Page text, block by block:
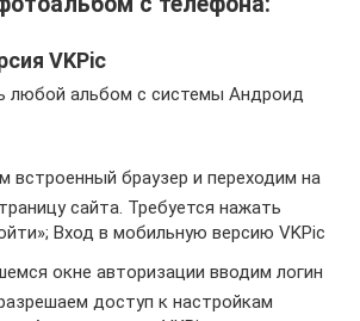
VKPic
любой альбом с системы Андроид
встроенный браузер и переходим на
сайта. Требуется нажать
Вход в мобильную версию VKPic
окне авторизации вводим логин
доступ к настройкам